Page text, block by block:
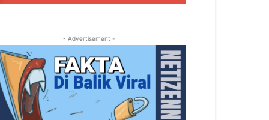
- Advertisement -